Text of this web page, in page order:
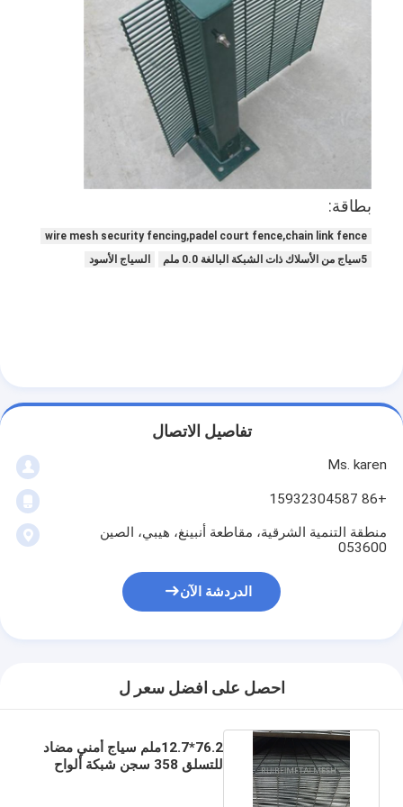
بطاقة:
wire mesh security fencing,padel court fence,chain link fence
5سياج من الأسلاك ذات الشبكة البالغة 0.0 ملم
السياج الأسود
تفاصيل الاتصال
Ms. karen
+86 15932304587
منطقة التنمية الشرقية، مقاطعة أنبينغ، هيبي، الصين
053600
الدردشة الآن
احصل على افضل سعر ل
76.2*12.7ملم سياج أمني مضاد
للتسلق 358 سجن شبكة ألواح